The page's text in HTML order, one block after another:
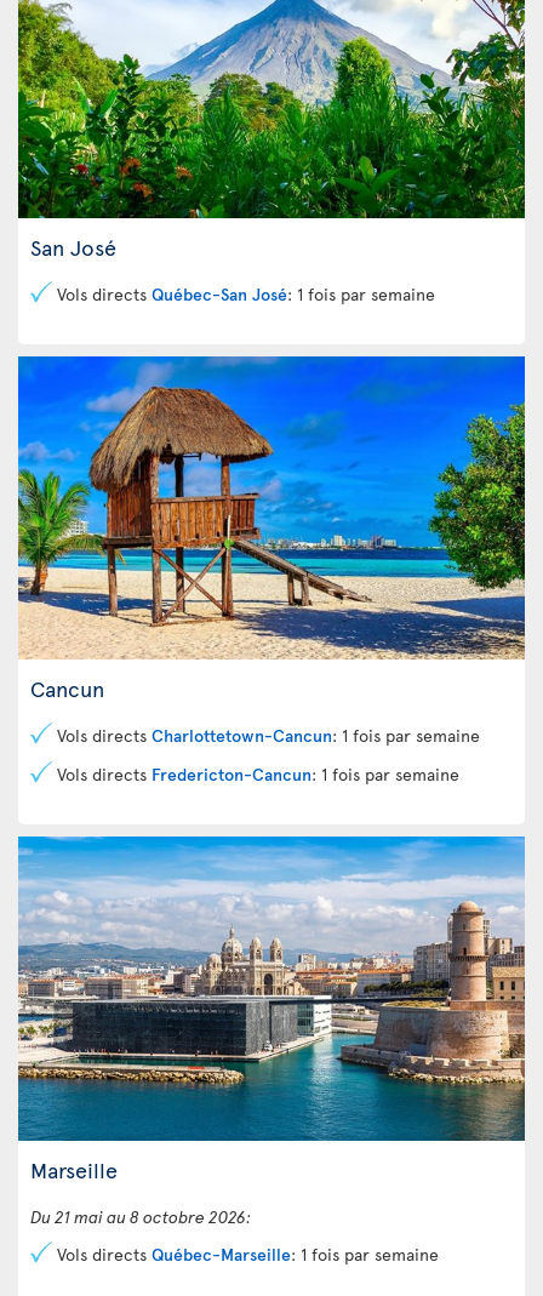
San José
Vols directs Québec-San José: 1 fois par semaine
Cancun
Vols directs Charlottetown-Cancun: 1 fois par semaine
Vols directs Fredericton-Cancun: 1 fois par semaine
Marseille
Du 21 mai au 8 octobre 2026:
Vols directs Québec-Marseille: 1 fois par semaine